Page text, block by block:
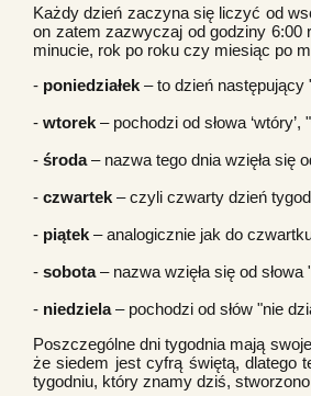
Każdy dzień zaczyna się liczyć od
on zatem zazwyczaj od godziny 6:00
minucie, rok po roku czy miesiąc po
- poniedziałek – to dzień następujący
- wtorek – pochodzi od słowa
- środa– nazwa tego dnia wzięła się
- czwartek – czyli czwarty dzień
- piątek – analogicznie jak do
- sobota– nazwa wzięła się od
- niedziela– pochodzi od słów "nie
Poszczególne dni tygodnia mają
że siedem jest cyfrą świętą, dlatego
tygodniu, który znamy dziś,